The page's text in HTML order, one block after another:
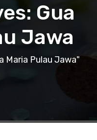
Gua
Jawa
Maria Pulau Jawa"